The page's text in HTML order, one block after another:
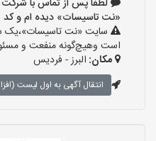
لطفا پس از تماس با شرکت
«نت تاسیسات» دیده ام و کد «شرکت-46» را
سایت «نت تاسیسات»،یک
است وهیچ‌گونه منفعت و
مکان: البرز - فردیس
انتقال آگهی به اول لیست